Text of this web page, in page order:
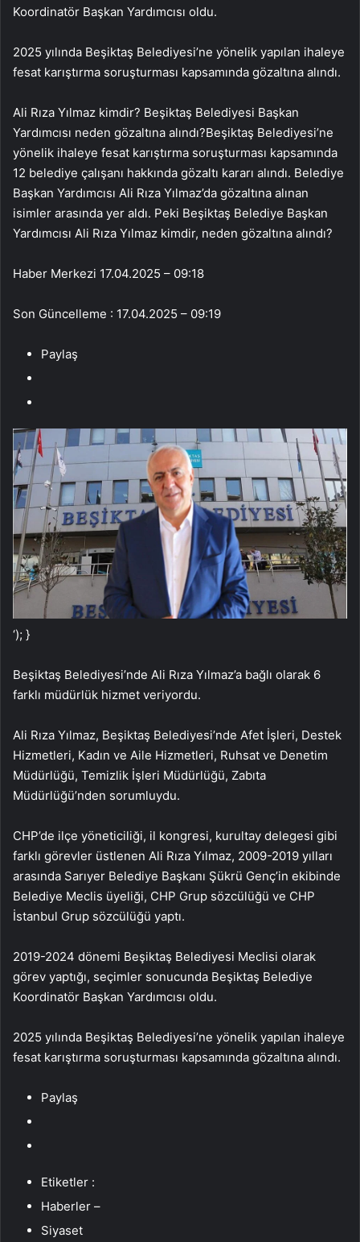
Koordinatör Başkan Yardımcısı oldu.
2025 yılında Beşiktaş Belediyesi’ne yönelik yapılan ihaleye
fesat karıştırma soruşturması kapsamında gözaltına alındı.
Ali Rıza Yılmaz kimdir? Beşiktaş Belediyesi Başkan
Yardımcısı neden gözaltına alındı?Beşiktaş Belediyesi’ne
yönelik ihaleye fesat karıştırma soruşturması kapsamında
12 belediye çalışanı hakkında gözaltı kararı alındı. Belediye
Başkan Yardımcısı Ali Rıza Yılmaz’da gözaltına alınan
isimler arasında yer aldı. Peki Beşiktaş Belediye Başkan
Yardımcısı Ali Rıza Yılmaz kimdir, neden gözaltına alındı?
Haber Merkezi 17.04.2025 – 09:18
Son Güncelleme : 17.04.2025 – 09:19
Paylaş
‘); }
Beşiktaş Belediyesi’nde Ali Rıza Yılmaz’a bağlı olarak 6
farklı müdürlük hizmet veriyordu.
Ali Rıza Yılmaz, Beşiktaş Belediyesi’nde Afet İşleri, Destek
Hizmetleri, Kadın ve Aile Hizmetleri, Ruhsat ve Denetim
Müdürlüğü, Temizlik İşleri Müdürlüğü, Zabıta
Müdürlüğü’nden sorumluydu.
CHP’de ilçe yöneticiliği, il kongresi, kurultay delegesi gibi
farklı görevler üstlenen Ali Rıza Yılmaz, 2009-2019 yılları
arasında Sarıyer Belediye Başkanı Şükrü Genç’in ekibinde
Belediye Meclis üyeliği, CHP Grup sözcülüğü ve CHP
İstanbul Grup sözcülüğü yaptı.
2019-2024 dönemi Beşiktaş Belediyesi Meclisi olarak
görev yaptığı, seçimler sonucunda Beşiktaş Belediye
Koordinatör Başkan Yardımcısı oldu.
2025 yılında Beşiktaş Belediyesi’ne yönelik yapılan ihaleye
fesat karıştırma soruşturması kapsamında gözaltına alındı.
Paylaş
Etiketler :
Haberler –
Siyaset